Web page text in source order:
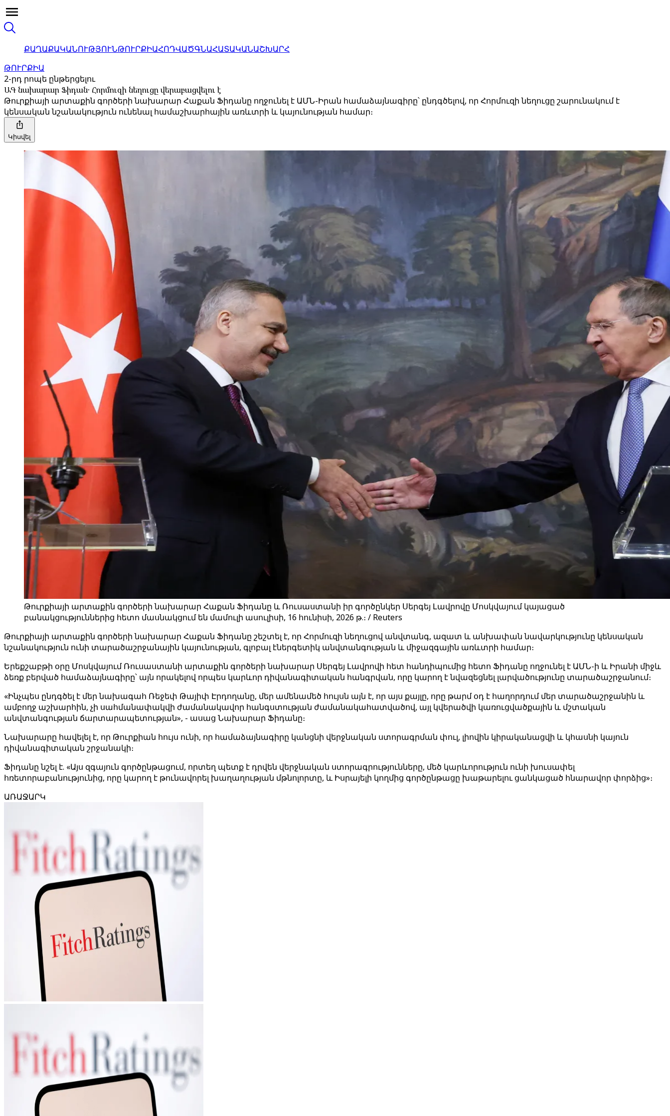
ՔԱՂԱՔԱԿԱՆՈՒԹՅՈՒՆԹՈՒՐՔԻԱՀՈԴՎԱԾԳՆԱՀԱՏԱԿԱՆԱՇԽԱՐՀ
ԹՈՒՐՔԻԱ
2-րդ րոպե ընթերցելու
ԱԳ նախարար Ֆիդան․ Հորմուզի նեղուցը վերաբացվելու է
Թուրքիայի արտաքին գործերի նախարար Հաքան Ֆիդանը ողջունել է ԱՄՆ-Իրան համաձայնագիրը՝ ընդգծելով, որ Հորմուզի նեղուցը շարունակում է
կենսական նշանակություն ունենալ համաշխարհային առևտրի և կայունության համար։
Կիսվել
Թուրքիայի արտաքին գործերի նախարար Հաքան Ֆիդանը և Ռուսաստանի իր գործընկեր Սերգեյ Լավրովը Մոսկվայում կայացած
բանակցություններից հետո մասնակցում են մամուլի ասուլիսի, 16 հունիսի, 2026 թ.։ / Reuters
Թուրքիայի արտաքին գործերի նախարար Հաքան Ֆիդանը շեշտել է, որ Հորմուզի նեղուցով անվտանգ, ազատ և անխափան նավարկությունը կենսական
նշանակություն ունի տարածաշրջանային կայունության, գլոբալ էներգետիկ անվտանգության և միջազգային առևտրի համար։
Երեքշաբթի օրը Մոսկվայում Ռուսաստանի արտաքին գործերի նախարար Սերգեյ Լավրովի հետ հանդիպումից հետո Ֆիդանը ողջունել է ԱՄՆ-ի և Իրանի միջև
ձեռք բերված համաձայնագիրը՝ այն որակելով որպես կարևոր դիվանագիտական ​​​​հանգրվան, որը կարող է նվազեցնել լարվածությունը տարածաշրջանում։
«Ինչպես ընդգծել է մեր նախագահ Ռեջեփ Թայիփ Էրդողանը, մեր ամենամեծ հույսն այն է, որ այս քայլը, որը թարմ օդ է հաղորդում մեր տարածաշրջանին և
ամբողջ աշխարհին, չի սահմանափակվի ժամանակավոր հանգստության ժամանակահատվածով, այլ կվերածվի կառուցվածքային և մշտական ​​​​
անվտանգության ճարտարապետության», - ասաց Նախարար Ֆիդանը։
Նախարարը հավելել է, որ Թուրքիան հույս ունի, որ համաձայնագիրը կանցնի վերջնական ստորագրման փուլ, լիովին կիրականացվի և կհասնի կայուն
դիվանագիտական ​​​​շրջանակի։
Ֆիդանը նշել է. «Այս զգայուն գործընթացում, որտեղ պետք է դրվեն վերջնական ստորագրությունները, մեծ կարևորություն ունի խուսափել
հռետորաբանությունից, որը կարող է թունավորել խաղաղության մթնոլորտը, և Իսրայելի կողմից գործընթացը խաթարելու ցանկացած հնարավոր փորձից»։
ԱՌԱՋԱՐԿ